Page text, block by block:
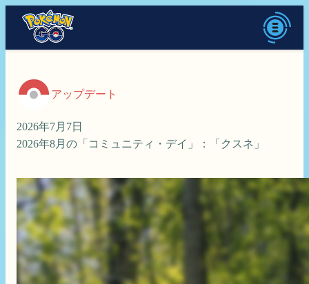
アップデート
2026年7月7日
2026年8月の「コミュニティ・デイ」：「クスネ」